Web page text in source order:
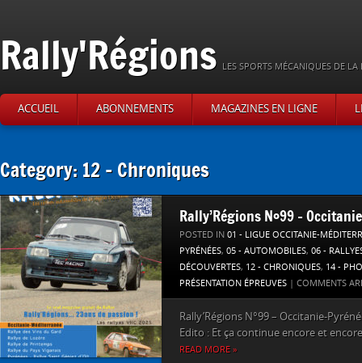
Rally'Régions LES SPORTS MÉCANIQUES DE
ACCUEIL ABONNEMENTS MAGAZINES EN LIGNE
Category: 12 – Chroniques
Rally’Régions N°99 –
POSTED IN 01 - LIGUE OCCITANIE-
PYRÉNÉES, 05 - AUTOMOBILES, 06 -
DÉCOUVERTES, 12 - CHRONIQUES, 14 -
PRÉSENTATION ÉPREUVES | COMMENTS
Rally’Régions N°99 – Occitanie-
Edito : Et ça continue encore et
READ MORE »